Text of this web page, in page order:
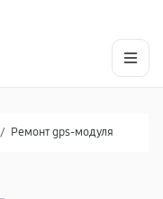
/ Ремонт gps-модуля